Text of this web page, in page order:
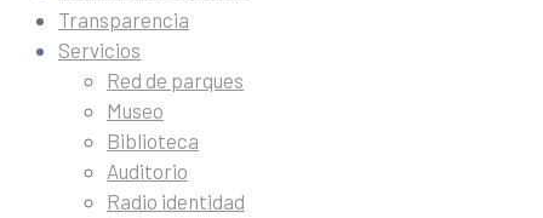
Transparencia
Servicios
Red de parques
Museo
Biblioteca
Auditorio
Radio identidad